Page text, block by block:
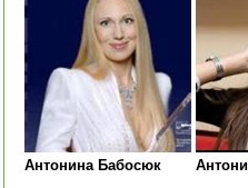
Антонина Бабосюк